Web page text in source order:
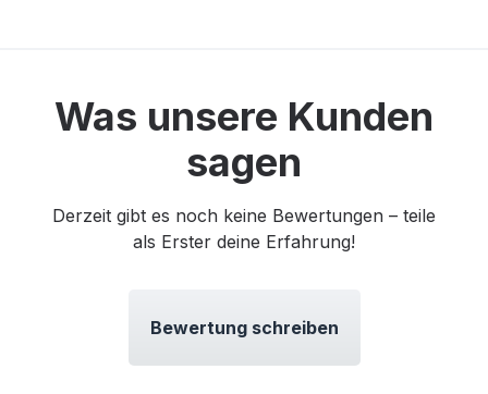
Was unsere Kunden
sagen
Derzeit gibt es noch keine Bewertungen – teile
als Erster deine Erfahrung!
Bewertung schreiben